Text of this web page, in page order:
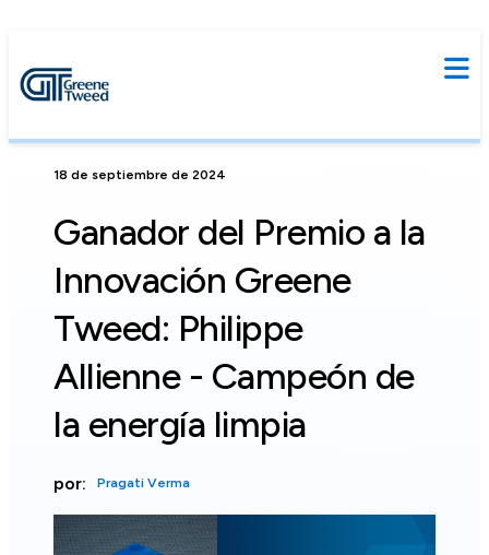
18 de septiembre de 2024
Ganador del Premio a la
Innovación Greene
Tweed: Philippe
Allienne - Campeón de
la energía limpia
por: Pragati Verma